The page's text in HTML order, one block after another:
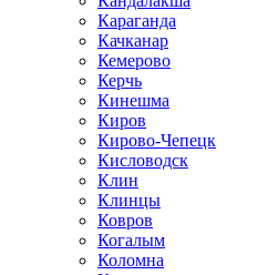
Караганда
Качканар
Кемерово
Керчь
Кинешма
Киров
Кирово-Чепецк
Кисловодск
Клин
Клинцы
Ковров
Когалым
Коломна